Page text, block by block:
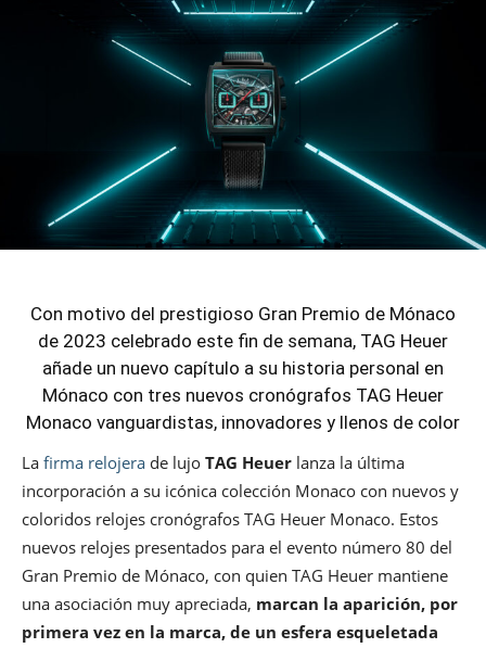
Con motivo del prestigioso Gran Premio de Mónaco
de 2023 celebrado este fin de semana, TAG Heuer
añade un nuevo capítulo a su historia personal en
Mónaco con tres nuevos cronógrafos TAG Heuer
Monaco vanguardistas, innovadores y llenos de color
La firma relojera de lujo TAG Heuer lanza la última
incorporación a su icónica colección Monaco con nuevos y
coloridos relojes cronógrafos TAG Heuer Monaco. Estos
nuevos relojes presentados para el evento número 80 del
Gran Premio de Mónaco, con quien TAG Heuer mantiene
una asociación muy apreciada, marcan la aparición, por
primera vez en la marca, de un esfera esqueletada